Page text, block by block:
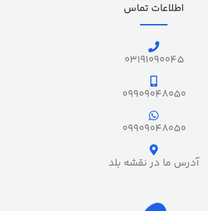
اطلاعات تماس
03191090045
09909048050
09909048050
آدرس ما در نقشه بلد